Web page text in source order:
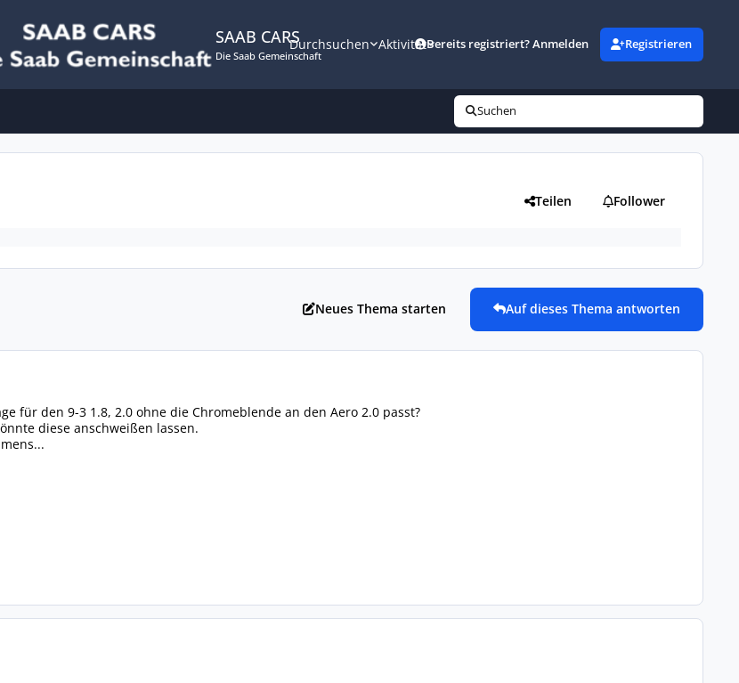
SAAB CARS
Die Saab Gemeinschaft
Durchsuchen AktivitätBereits registriert? Anmelden Registrieren
Suchen
Teilen Follower
Neues Thema starten Auf dieses Thema antworten
für den 9-3 1.8, 2.0 ohne die Chromeblende an den Aero 2.0 passt?
diese anschweißen lassen.